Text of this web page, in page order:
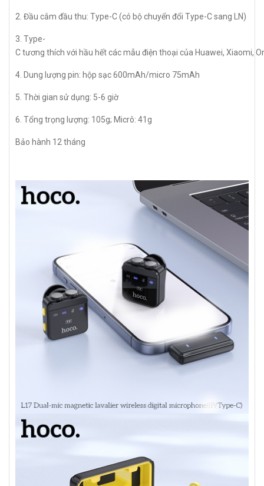
2. Đầu cắm đầu thu: Type-C (có bộ chuyển đổi Type-C sang LN)
3. Type-
C tương thích với hầu hết các mẫu điện thoại của Huawei, Xiaomi,
4. Dung lượng pin: hộp sạc 600mAh/micro 75mAh
5. Thời gian sử dụng: 5-6 giờ
6. Tổng trọng lượng: 105g; Micrô: 41g
Bảo hành 12 tháng